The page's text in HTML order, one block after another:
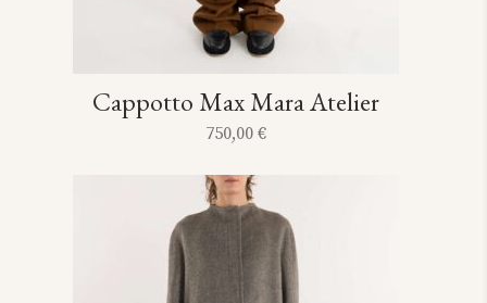
Cappotto Max Mara Atelier
750,00 €